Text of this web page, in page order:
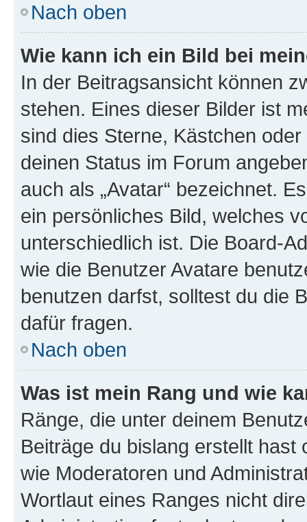
Nach oben
Wie kann ich ein Bild bei
In der Beitragsansicht können
stehen. Eines dieser Bilder ist
sind dies Sterne, Kästchen
deinen Status im Forum
auch als „Avatar“ bezeichnet.
ein persönliches Bild, welches
unterschiedlich ist. Die Board-
wie die Benutzer Avatare
benutzen darfst, solltest du die
dafür fragen.
Nach oben
Was ist mein Rang und wie
Ränge, die unter deinem
Beiträge du bislang erstellt
wie Moderatoren und
Wortlaut eines Ranges nicht